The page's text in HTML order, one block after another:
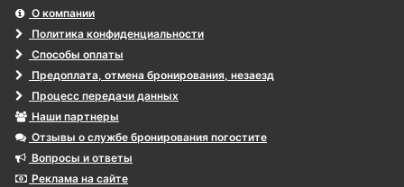
О компании
Политика конфиденциальности
Способы оплаты
Предоплата, отмена бронирования, незаезд
Процесс передачи данных
Наши партнеры
Отзывы о службе бронирования погостите
Вопросы и ответы
Реклама на сайте